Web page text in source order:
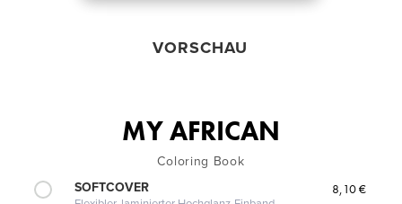
VORSCHAU
MY AFRICAN
Coloring Book
SOFTCOVER
8,10 €